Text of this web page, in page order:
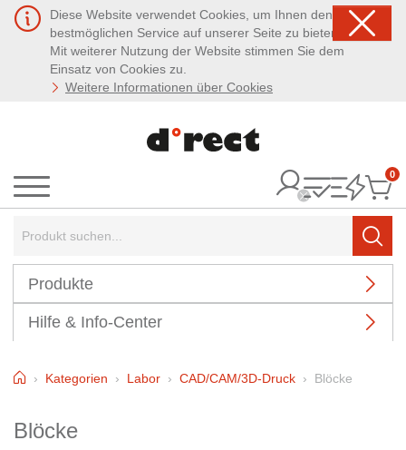
Diese Website verwendet Cookies, um Ihnen den
bestmöglichen Service auf unserer Seite zu bieten.
Mit weiterer Nutzung der Website stimmen Sie dem
Einsatz von Cookies zu.
Weitere Informationen über Cookies
Menü
0
Produkte
Hilfe & Info-Center
HomeKategorien Labor CAD/CAM/3D-Druck Blöcke
Blöcke